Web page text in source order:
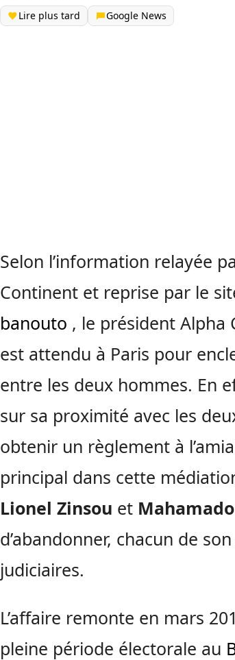
Lire plus tard
Google News
Selon l’information relayée
Continent et reprise par le
banouto , le président Alpha
est attendu à Paris pour
entre les deux hommes. En
sur sa proximité avec les
obtenir un règlement à
principal dans cette
Lionel Zinsou et
d’abandonner, chacun de
judiciaires.
L’affaire remonte en mars
pleine période électorale au